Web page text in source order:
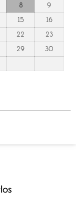
8
9
15
16
22
23
29
30